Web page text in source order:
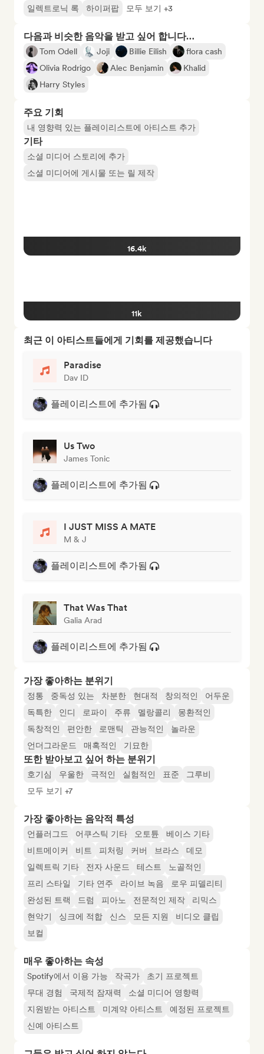
일렉트로닉 록
하이퍼팝 모두 보기 +3
다음과 비슷한 음악을 받고 싶어 합니다…
Tom Odell Joji Billie Eilish
flora cash
Olivia Rodrigo
Alec Benjamin
Khalid
Harry Styles
주요 기회
내 영향력 있는 플레이리스트에 아티스트 추가
기타
소셜 미디어 스토리에 추가
소셜 미디어에 게시물 또는 릴 제작
16.4k
11k
최근 이 아티스트들에게 기회를 제공했습니다
Paradise
Dav ID
플레이리스트에 추가됨
Us Two
James Tonic
플레이리스트에 추가됨
I JUST MISS A MATE
M & J
플레이리스트에 추가됨
That Was That
Galia Arad
플레이리스트에 추가됨
가장 좋아하는 분위기
정통 중독성 있는 차분한 현대적 창의적인
어두운
독특한
인디 로파이 주류 멜랑콜리
몽환적인
독창적인
편안한 로맨틱 관능적인
놀라운
언더그라운드
매혹적인 기묘한
또한 받아보고 싶어 하는 분위기
호기심 우울한 극적인 실험적인 표준
그루비
모두 보기 +7
가장 좋아하는 음악적 특성
언플러그드 어쿠스틱 기타 오토튠
베이스 기타
비트메이커
비트 피처링 커버 브라스
데모
일렉트릭 기타
전자 사운드 테스트
노골적인
프리 스타일
기타 연주 라이브 녹음
로우 피델리티
완성된 트랙
드럼 피아노 전문적인 제작
리믹스
현악기
싱크에 적합 신스 모든 지원
비디오 클립
보컬
매우 좋아하는 속성
Spotify에서 이용 가능 작곡가
초기 프로젝트
무대 경험
국제적 잠재력
소셜 미디어 영향력
지원받는 아티스트
미계약 아티스트
예정된 프로젝트
신예 아티스트